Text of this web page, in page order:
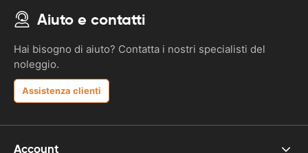
Aiuto e contatti
Hai bisogno di aiuto? Contatta i nostri specialisti del
noleggio.
Assistenza clienti
Account